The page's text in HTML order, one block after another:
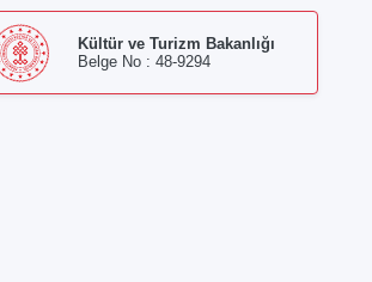
Kültür ve Turizm Bakanlığı
Belge No : 48-9294